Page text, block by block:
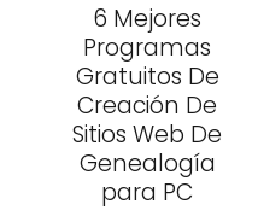
6 Mejores
Programas
Gratuitos De
Creación De
Sitios Web De
Genealogía
para PC